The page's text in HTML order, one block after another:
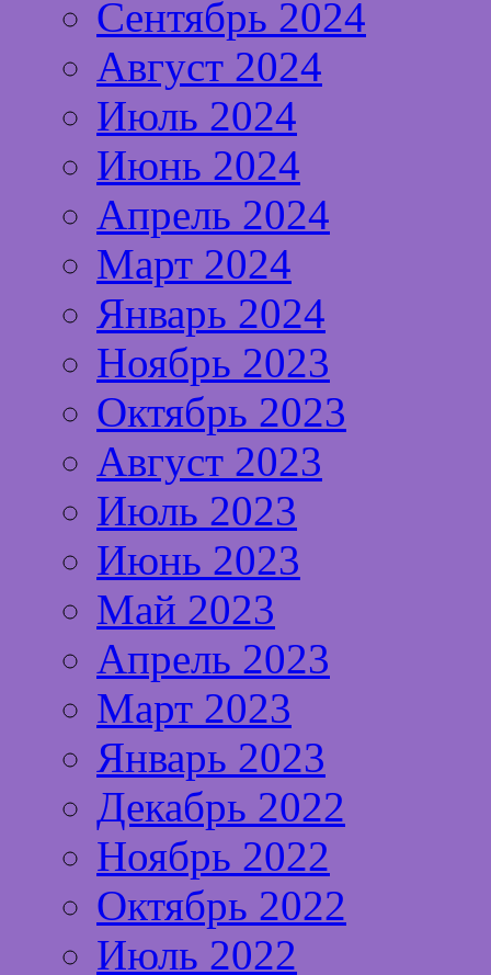
Сентябрь 2024
Август 2024
Июль 2024
Июнь 2024
Апрель 2024
Март 2024
Январь 2024
Ноябрь 2023
Октябрь 2023
Август 2023
Июль 2023
Июнь 2023
Май 2023
Апрель 2023
Март 2023
Январь 2023
Декабрь 2022
Ноябрь 2022
Октябрь 2022
Июль 2022